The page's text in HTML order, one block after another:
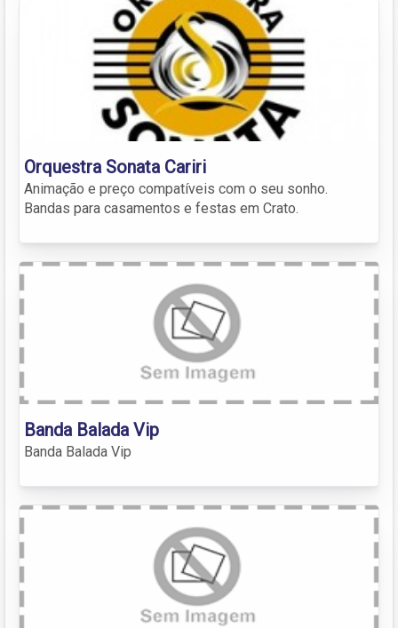
Orquestra Sonata Cariri
Animação e preço compatíveis com o seu sonho.
Bandas para casamentos e festas em Crato.
Banda Balada Vip
Banda Balada Vip